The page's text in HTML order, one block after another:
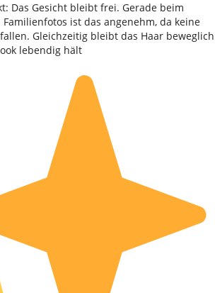
Das Gesicht bleibt frei. Gerade beim
ist das angenehm, da keine
Gleichzeitig bleibt das Haar beweglich
lebendig hält